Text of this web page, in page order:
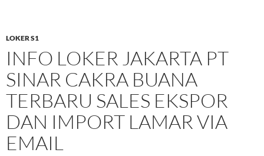
LOKER S1
INFO LOKER JAKARTA PT
SINAR CAKRA BUANA
TERBARU SALES EKSPOR
DAN IMPORT LAMAR VIA
EMAIL